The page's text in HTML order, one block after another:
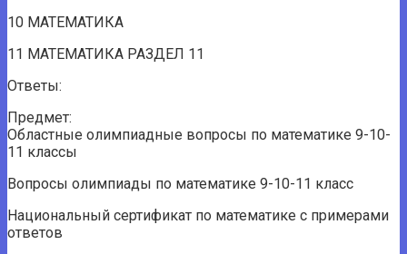
10 МАТЕМАТИКА
11 МАТЕМАТИКА РАЗДЕЛ 11
Ответы:
Предмет:
Областные олимпиадные вопросы по математике 9-10-
11 классы
Вопросы олимпиады по математике 9-10-11 класс
Национальный сертификат по математике с примерами
ответов